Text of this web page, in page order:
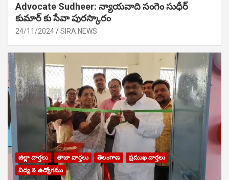
Advocate Sudheer: న్యాయవాది సంగెం సుధీర్
కుమార్ కు సేవా పురస్కారం
24/11/2024 SIRA NEWS
జిల్లా వార్తలు తాజా వార్తలు తెలంగాణ
ప్రముఖ వార్తలు
విద్య & ఉద్యోగము